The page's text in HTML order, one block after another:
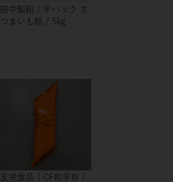
田中製餡 | 平パック さ
つまいも餡 / 5kg
友栄食品 | CF和芋Ⅲ /